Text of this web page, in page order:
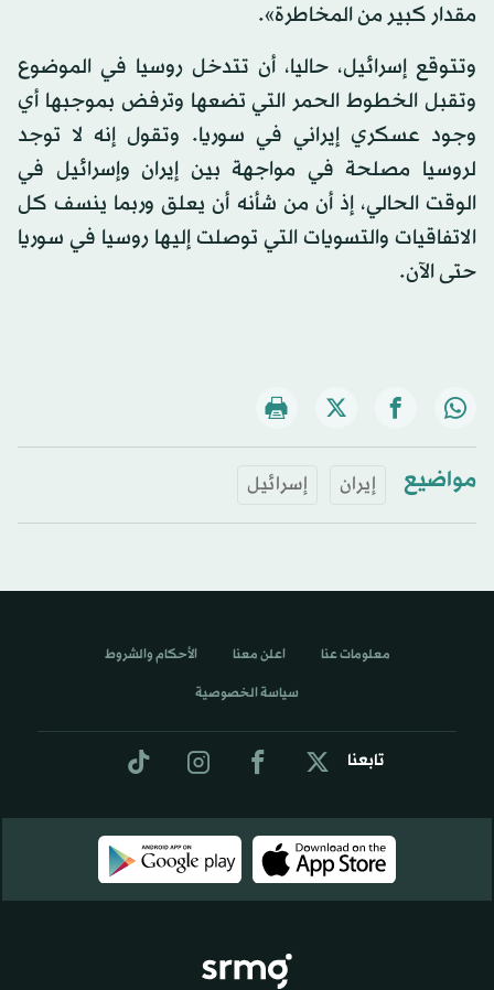
مقدار كبير من المخاطرة».
وتتوقع إسرائيل، حاليا، أن تتدخل روسيا في الموضوع
وتقبل الخطوط الحمر التي تضعها وترفض بموجبها أي
وجود عسكري إيراني في سوريا. وتقول إنه لا توجد
لروسيا مصلحة في مواجهة بين إيران وإسرائيل في
الوقت الحالي، إذ أن من شأنه أن يعلق وربما ينسف كل
الاتفاقيات والتسويات التي توصلت إليها روسيا في سوريا
حتى الآن.
مواضيع إيران إسرائيل
تابعنا
معلومات عنا اعلن معنا الأحكام والشروط
سياسة الخصوصية